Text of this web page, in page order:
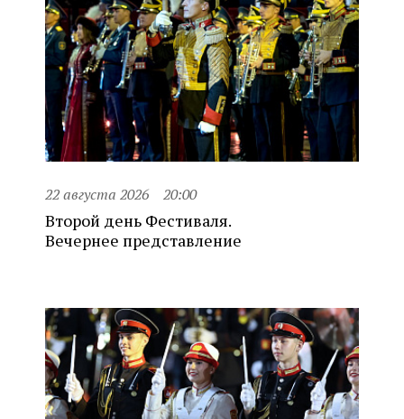
22 августа 2026 20:00
Второй день Фестиваля.
Вечернее представление